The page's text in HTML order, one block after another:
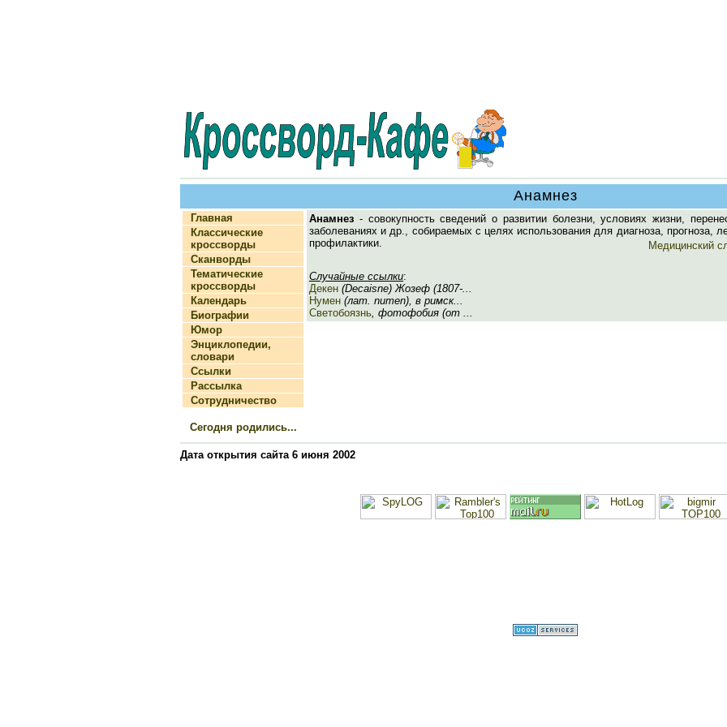
Анамнез
Главная
Классические
кроссворды
Сканворды
Тематические
кроссворды
Календарь
Биографии
Юмор
Энциклопедии,
словари
Ссылки
Рассылка
Сотрудничество
Сегодня родились...
Анамнез - совокупность сведений о развитии болезни, условиях жизни,
заболеваниях и др., собираемых с целях использования для диагноза, прогноза,
профилактики.
Медицинский
Случайные ссылки:
Декен (Decaisne) Жозеф (1807-...
Нумен (лат. numen), в римск...
Светобоязнь, фотофобия (от ...
Дата открытия сайта 6 июня 2002